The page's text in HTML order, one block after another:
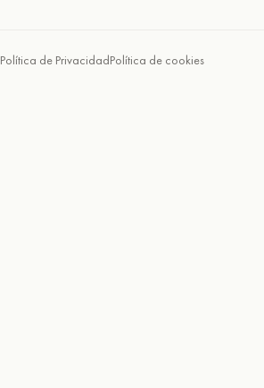
Política de PrivacidadPolítica de cookies